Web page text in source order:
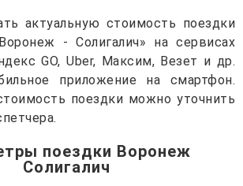
актуальную стоимость поездки
- Солигалич» на сервисах
GO, Uber, Максим, Везет и др.
приложение на смартфон.
поездки можно уточнить
поездки Воронеж
Солигалич